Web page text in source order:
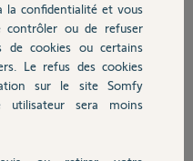
de discussion
la confidentialité et vous
contrôler ou de refuser
de cookies ou certains
Le refus des cookies
sur le site Somfy
utilisateur sera moins